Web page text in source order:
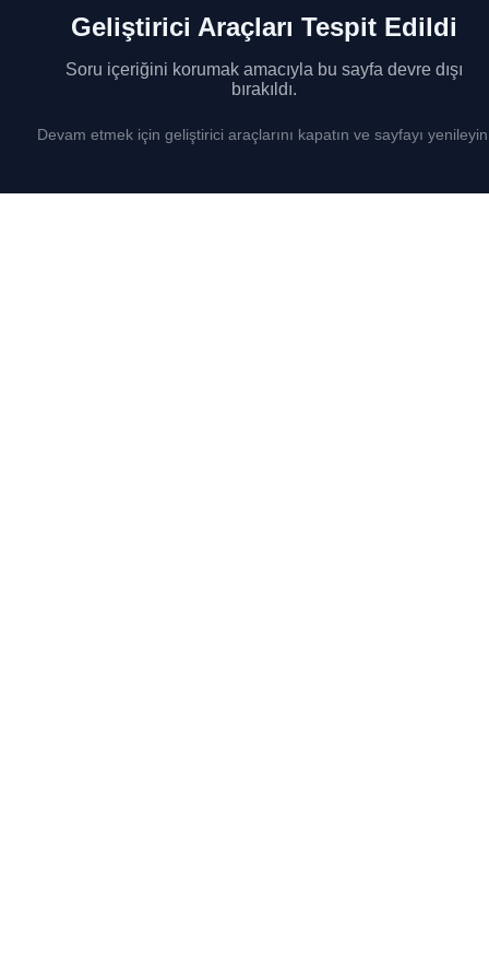
Geliştirici Araçları Tespit Edildi
Soru içeriğini korumak amacıyla bu sayfa devre dışı
bırakıldı.
Devam etmek için geliştirici araçlarını kapatın ve sayfayı